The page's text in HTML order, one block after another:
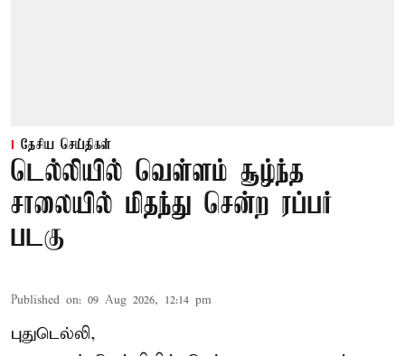
தேசிய செய்திகள்
டெல்லியில் வெள்ளம் சூழ்ந்த
சாலையில் மிதந்து சென்ற ரப்பர்
படகு
Published on: 09 Aug 2026, 12:14 pm
புதுடெல்லி,